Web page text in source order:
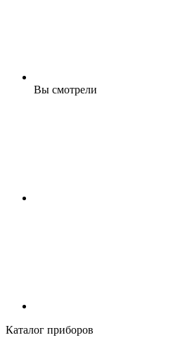
Вы смотрели
Каталог приборов